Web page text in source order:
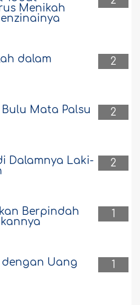
Menikah
2
dalam
2
Mata Palsu
2
Dalamnya Laki-
1
Berpindah
1
Uang